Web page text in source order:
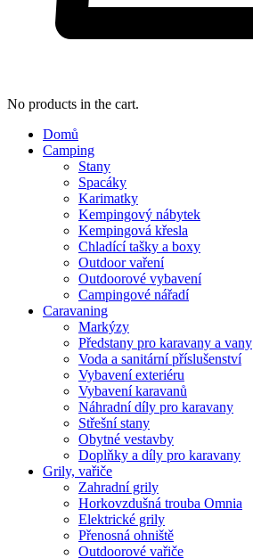
No products in the cart.
Domů
Camping
Stany
Spacáky
Karimatky
Kempingový nábytek
Kempingová křesla
Chladící tašky a boxy
Outdoor vaření
Outdoorové vybavení
Campingové nářadí
Caravaning
Markýzy
Předstany pro karavany a vany
Voda a sanitární příslušenství
Vybavení exteriéru
Vybavení karavanů
Náhradní díly pro karavany
Střešní stany
Obytné vestavby
Doplňky a díly pro karavany
Grily, vařiče
Zahradní grily
Horkovzdušná trouba Omnia
Elektrické grily
Přenosná ohniště
Outdoorové vařiče